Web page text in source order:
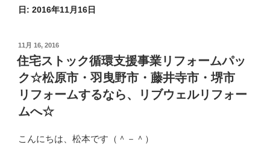
日: 2016年11月16日
投
稿
日:
11月 16, 2016
住宅ストック循環支援事業リフォームパッ
ク☆松原市・羽曳野市・藤井寺市・堺市
リフォームするなら、リブウェルリフォー
ムへ☆
こんにちは、松本です（＾－＾）